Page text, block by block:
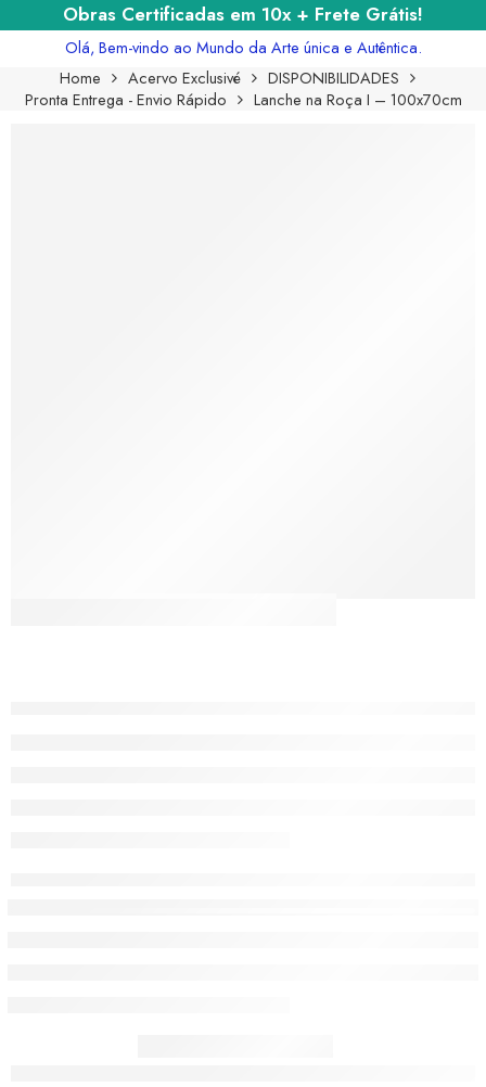
Obras Certificadas em 10x + Frete Grátis!
Olá, Bem-vindo ao Mundo da Arte única e Autêntica.
Home
Acervo Exclusivé
DISPONIBILIDADES
Pronta Entrega - Envio Rápido
Lanche na Roça I – 100x70cm